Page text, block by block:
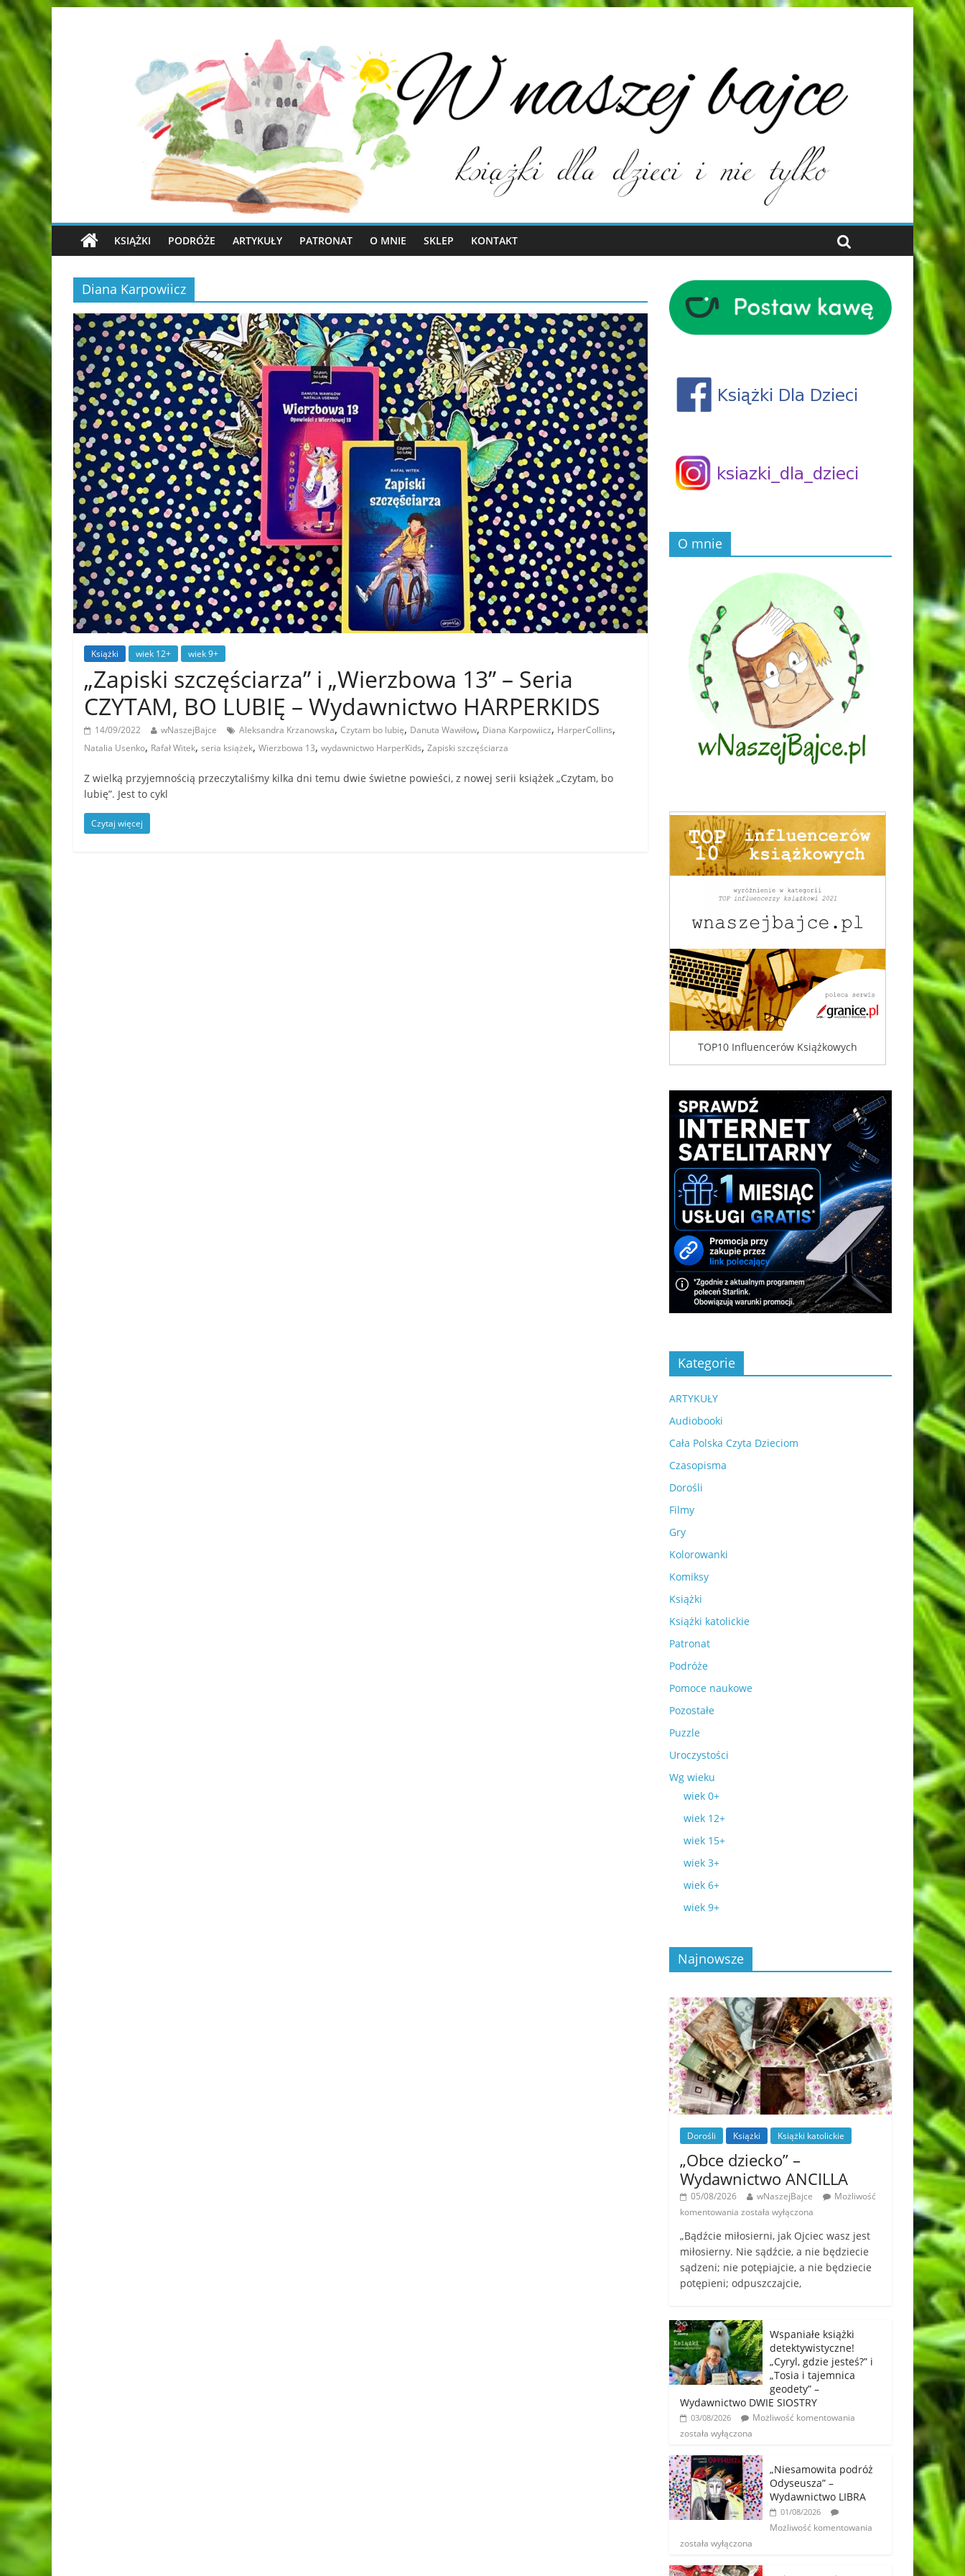
KSIĄŻKI PODRÓŻE ARTYKUŁY PATRONAT O MNIE SKLEP KONTAKT
Diana Karpowiicz
Książki wiek 12+ wiek 9+
„Zapiski szczęściarza” i „Wierzbowa 13” – Seria
CZYTAM, BO LUBIĘ – Wydawnictwo HARPERKIDS
14/09/2022 wNaszejBajce Aleksandra Krzanowska, Czytam bo lubię, Danuta Wawiłow, Diana Karpowiicz, HarperCollins,
Natalia Usenko, Rafał Witek, seria książek, Wierzbowa 13, wydawnictwo HarperKids, Zapiski szczęściarza
Z wielką przyjemnością przeczytaliśmy kilka dni temu dwie świetne powieści, z nowej serii książek „Czytam, bo
lubię”. Jest to cykl
Czytaj więcej
O mnie
TOP10 Influencerów Książkowych
Kategorie
ARTYKUŁY
Audiobooki
Cała Polska Czyta Dzieciom
Czasopisma
Dorośli
Filmy
Gry
Kolorowanki
Komiksy
Książki
Książki katolickie
Patronat
Podróże
Pomoce naukowe
Pozostałe
Puzzle
Uroczystości
Wg wieku
wiek 0+
wiek 12+
wiek 15+
wiek 3+
wiek 6+
wiek 9+
Najnowsze
Dorośli Książki Książki katolickie
„Obce dziecko” –
Wydawnictwo ANCILLA
05/08/2026 wNaszejBajce
Możliwość
komentowania została wyłączona
„Bądźcie miłosierni, jak Ojciec wasz jest
miłosierny. Nie sądźcie, a nie będziecie
sądzeni; nie potępiajcie, a nie będziecie
potępieni; odpuszczajcie,
Wspaniałe książki
detektywistyczne!
„Cyryl, gdzie jesteś?” i
„Tosia i tajemnica
geodety” –
Wydawnictwo DWIE SIOSTRY
03/08/2026
Możliwość komentowania
została wyłączona
„Niesamowita podróż
Odyseusza” –
Wydawnictwo LIBRA
01/08/2026
Możliwość komentowania
została wyłączona